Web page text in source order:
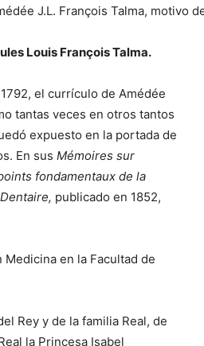
J.L. François Talma, motivo
Louis François Talma.
el currículo de Amédée
tantas veces en otros tantos
expuesto en la portada de
En sus Mémoires sur
fondamentaux de la
publicado en 1852,
Medicina en la Facultad de
Rey y de la familia Real, de
la Princesa Isabel